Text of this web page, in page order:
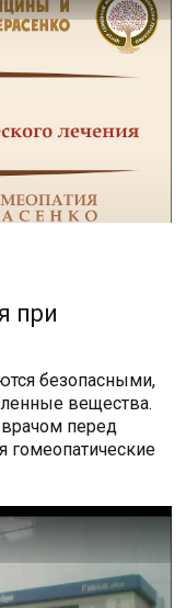
при
безопасными,
вещества.
врачом перед